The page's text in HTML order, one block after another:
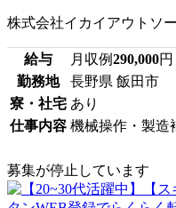
株式会社イカイアウトソ
給与 月収例290,000円
勤務地
長野県 飯田市
寮・社宅 あり
仕事内容 機械操作・製造
募集が停止しています